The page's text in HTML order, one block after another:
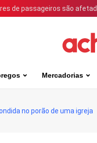
de passageiros são
Mercadorias
no porão de uma igreja